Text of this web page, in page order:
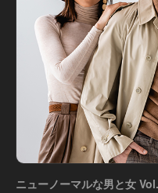
ニューノーマルな男と女